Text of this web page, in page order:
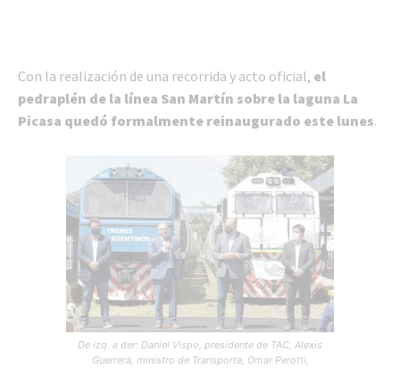
Con la realización de una recorrida y acto oficial, el
pedraplén de la línea San Martín sobre la laguna La
Picasa quedó formalmente reinaugurado este lunes.
De izq. a der: Daniel Vispo, presidente de TAC, Alexis
Guerrera, ministro de Transporte, Omar Perotti,